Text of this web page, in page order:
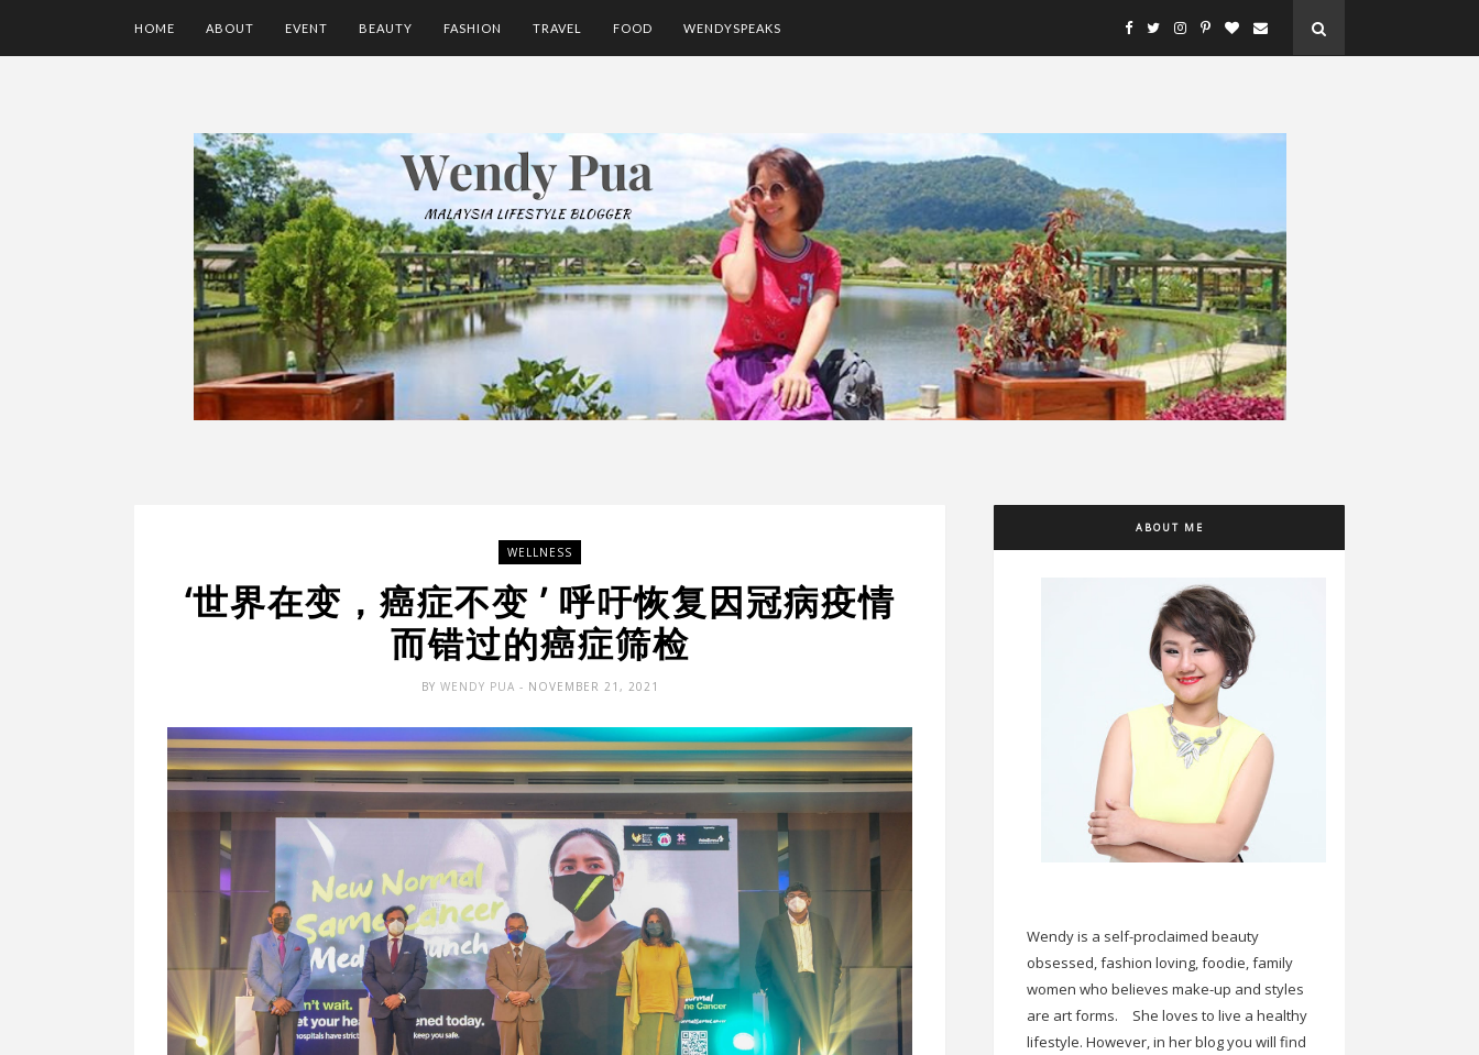
HOME ABOUT EVENT BEAUTY FASHION TRAVEL FOOD WENDYSPEAKS
WELLNESS
‘世界在变，癌症不变 ’ 呼吁恢复因冠病疫情
而错过的癌症筛检
BY WENDY PUA - NOVEMBER 21, 2021
ABOUT ME
Wendy is a self-proclaimed beauty
obsessed, fashion loving, foodie, family
women who believes make-up and styles
are art forms.
She loves to live a healthy
lifestyle. However, in her blog you will find